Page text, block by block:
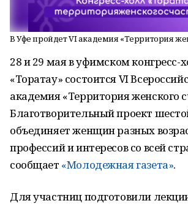
В Уфе пройдет VI академия «Территория
28 и 29 мая в уфимском конгресс-
«Торатау» состоится VI
академия «Территория женского
Благотворительный проект
объединяет женщин разных
профессий и интересов со всей
сообщает «Молодежная газета».
Для участниц подготовили